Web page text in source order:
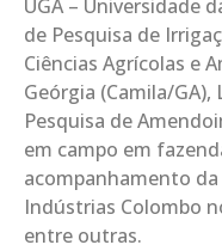
UGA – Universidade
de Pesquisa de
Ciências Agrícolas e
Geórgia (Camila/
Pesquisa de
em campo em
acompanhamento
Indústrias Colombo
entre outras.